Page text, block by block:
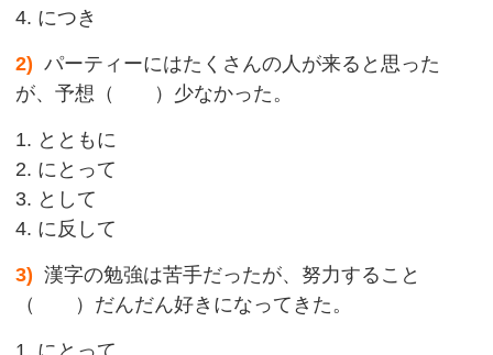
4. につき
2) パーティーにはたくさんの人が来ると思った
が、予想（ ）少なかった。
1. とともに
2. にとって
3. として
4. に反して
3) 漢字の勉強は苦手だったが、努力すること
（ ）だんだん好きになってきた。
1. にとって